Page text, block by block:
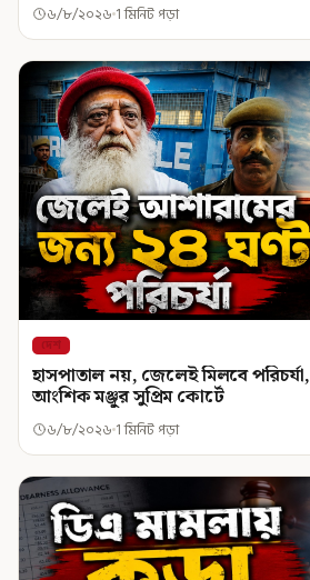
৬/৮/২০২৬ 1 মিনিট পড়া
দেশ
হাসপাতাল নয়, জেলেই মিলবে
আংশিক মঞ্জুর সুপ্রিম কোর্টে
৬/৮/২০২৬ 1 মিনিট পড়া